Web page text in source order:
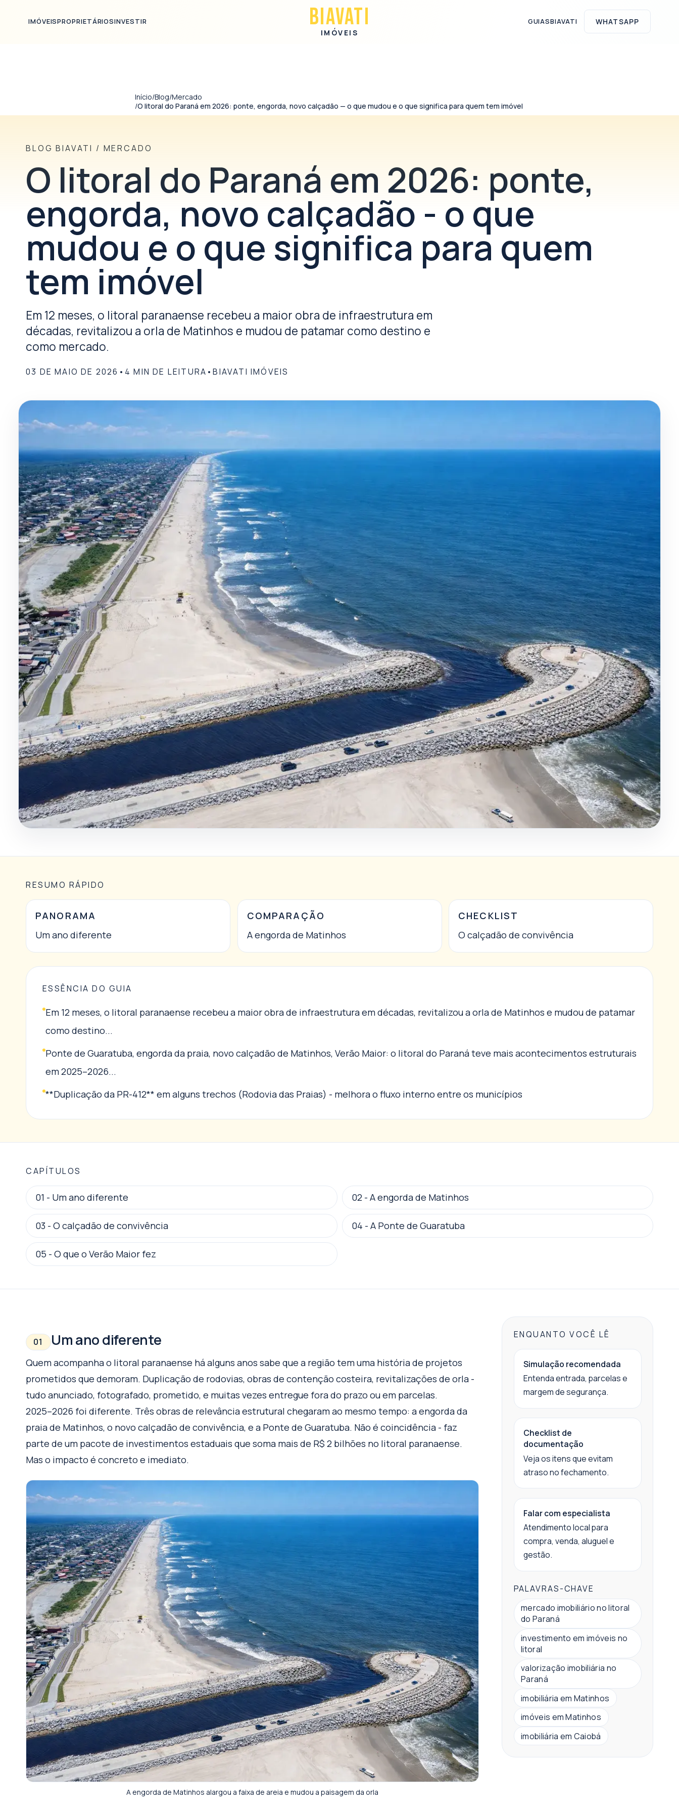
IMÓVEISPROPRIETÁRIOSINVESTIR BIAVATI
IMÓVEIS
GUIASBIAVATI WHATSAPP
Início/Blog/Mercado
/O litoral do Paraná em 2026: ponte, engorda, novo calçadão — o que mudou e o que significa para quem tem imóvel
BLOG BIAVATI / MERCADO
O litoral do Paraná em 2026: ponte,
engorda, novo calçadão - o que
mudou e o que significa para quem
tem imóvel
Em 12 meses, o litoral paranaense recebeu a maior obra de infraestrutura em
décadas, revitalizou a orla de Matinhos e mudou de patamar como destino e
como mercado.
03 DE MAIO DE 2026 • 4 MIN DE LEITURA •BIAVATI IMÓVEIS
RESUMO RÁPIDO
PANORAMA
Um ano diferente
COMPARAÇÃO
A engorda de Matinhos
CHECKLIST
O calçadão de convivência
ESSÊNCIA DO GUIA
Em 12 meses, o litoral paranaense recebeu a maior obra de infraestrutura em décadas, revitalizou a orla de Matinhos e mudou de patamar
como destino...
Ponte de Guaratuba, engorda da praia, novo calçadão de Matinhos, Verão Maior: o litoral do Paraná teve mais acontecimentos estruturais
em 2025–2026...
**Duplicação da PR-412** em alguns trechos (Rodovia das Praias) - melhora o fluxo interno entre os municípios
CAPÍTULOS
01 - Um ano diferente 02- A engorda de Matinhos
03 - O calçadão de convivência 04 - A Ponte de Guaratuba
05 - O que o Verão Maior fez
01 Um ano diferente
Quem acompanha o litoral paranaense há alguns anos sabe que a região tem uma história de projetos
prometidos que demoram. Duplicação de rodovias, obras de contenção costeira, revitalizações de orla -
tudo anunciado, fotografado, prometido, e muitas vezes entregue fora do prazo ou em parcelas.
2025–2026 foi diferente. Três obras de relevância estrutural chegaram ao mesmo tempo: a engorda da
praia de Matinhos, o novo calçadão de convivência, e a Ponte de Guaratuba. Não é coincidência - faz
parte de um pacote de investimentos estaduais que soma mais de R$ 2 bilhões no litoral paranaense.
Mas o impacto é concreto e imediato.
A engorda de Matinhos alargou a faixa de areia e mudou a paisagem da orla
ENQUANTO VOCÊ LÊ
Simulação recomendada
Entenda entrada, parcelas e
margem de segurança.
Checklist de
documentação
Veja os itens que evitam
atraso no fechamento.
Falar com especialista
Atendimento local para
compra, venda, aluguel e
gestão.
PALAVRAS-CHAVE
mercado imobiliário no litoral
do Paraná
investimento em imóveis no
litoral
valorização imobiliária no
Paraná
imobiliária em Matinhos
imóveis em Matinhos
imobiliária em Caiobá